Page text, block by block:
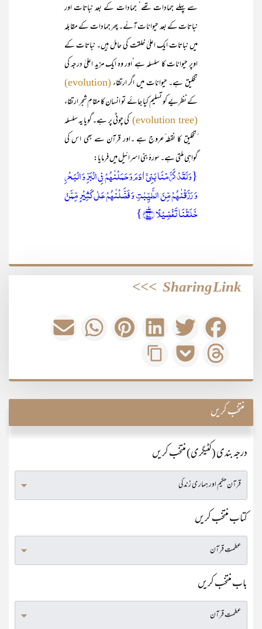
سے پہلے جمادات تھے‘ جمادات کے بعد نباتات اور
نباتات کے بعد حیوانات آئے۔ پھر جمادات کے مقابلہ
میں نباتات ایک اعلیٰ خلقت کی حامل ہیں۔ نباتات کے
اوپر حیوانات کا سلسلہ ہے‘اور وہ ایک مزید اعلیٰ درجہ کی
تخلیق ہے۔ حیوانات میں اگر ارتقاء (evolution)
کے نظریے کو تسلیم کیا جائے تو انسان کا مقامِ شجر ارتقاء
(evolution tree)
کی چوٹی پر ہے۔ گویا یہ سلسلہ
ٔتخلیق کا نقطہ ٔعروج ہے ۔اور قرآن سے بھی اس کی
گواہی ملتی ہے۔ سورۂ بنی اسرائیل میں فرمایا:
{وَ لَقَدۡ کَرَّمۡنَا بَنِیۡۤ اٰدَمَ وَ حَمَلۡنٰہُمۡ فِی الۡبَرِّ وَ الۡبَحۡرِ
وَ رَزَقۡنٰہُمۡ مِّنَ الطَّیِّبٰتِ وَ فَضَّلۡنٰہُمۡ عَلٰی کَثِیۡرٍ مِّمَّنۡ
خَلَقۡنَا تَفۡضِیۡلًا ﴿٪۷۰﴾}
Sharing Link
>>>
منتخب کریں
درجہ بندی (کٹیگری) منتخب کریں
کتاب منتخب کریں
باب منتخب کریں